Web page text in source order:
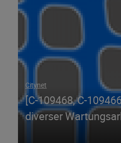
Citynet
[C-109468, C-
diverser